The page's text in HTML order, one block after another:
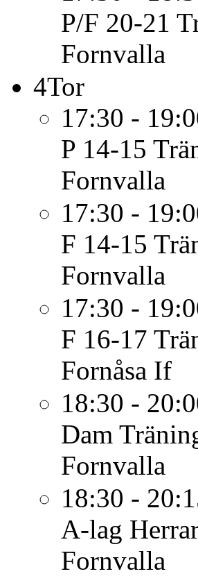
P/F 20-21
Fornvalla
4Tor
17:30 -
P 14-15
Fornvalla
17:30 -
F 14-15
Fornvalla
17:30 -
F 16-17
Fornåsa If
18:30 -
Dam
Fornvalla
18:30 -
A-lag
Fornvalla